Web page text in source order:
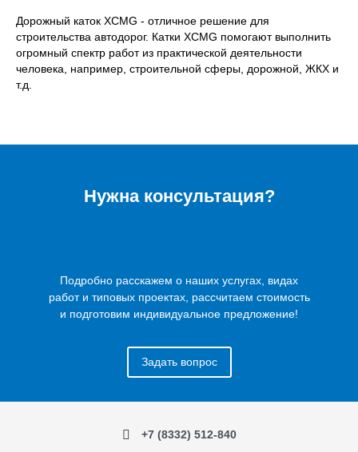
Дорожный каток XCMG - отличное решение для
строительства автодорог. Катки XCMG помогают выполнить
огромный спектр работ из практической деятельности
человека, например, строительной сферы, дорожной, ЖКХ и
т.д.
Нужна консультация?
Подробно расскажем о наших услугах, видах
работ и типовых проектах, рассчитаем стоимость
и подготовим индивидуальное предложение!
Задать вопрос
+7 (8332) 512-840